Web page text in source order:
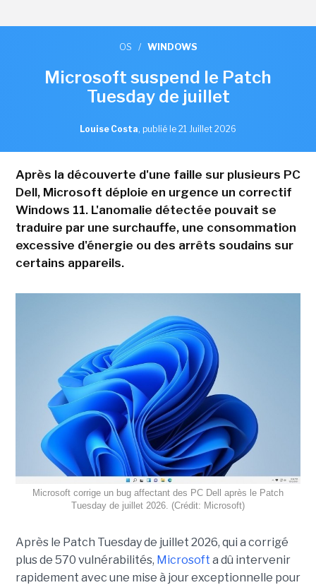
OS / WINDOWS
Microsoft suspend le Patch
Tuesday de juillet
Louise Costa, publié le 21 Juillet 2026
Après la découverte d'une faille sur plusieurs PC
Dell, Microsoft déploie en urgence un correctif
Windows 11. L'anomalie détectée pouvait se
traduire par une surchauffe, une consommation
excessive d'énergie ou des arrêts soudains sur
certains appareils.
Microsoft corrige un bug affectant des PC Dell après le Patch
Tuesday de juillet 2026. (Crédit: Microsoft)
Après le Patch Tuesday de juillet 2026, qui a corrigé
plus de 570 vulnérabilités, Microsoft a dû intervenir
rapidement avec une mise à jour exceptionnelle pour